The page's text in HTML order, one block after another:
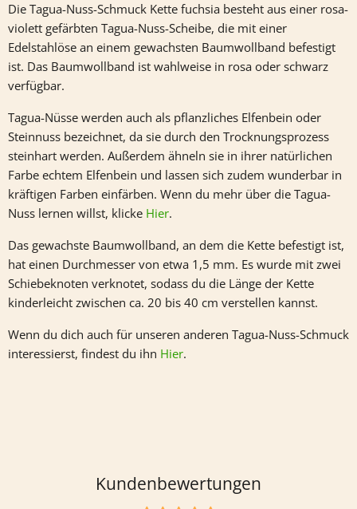
Die Tagua-Nuss-Schmuck Kette fuchsia besteht aus einer rosa-
violett gefärbten Tagua-Nuss-Scheibe, die mit einer
Edelstahlöse an einem gewachsten Baumwollband befestigt
ist. Das Baumwollband ist wahlweise in rosa oder schwarz
verfügbar.
Tagua-Nüsse werden auch als pflanzliches Elfenbein oder
Steinnuss bezeichnet, da sie durch den Trocknungsprozess
steinhart werden. Außerdem ähneln sie in ihrer natürlichen
Farbe echtem Elfenbein und lassen sich zudem wunderbar in
kräftigen Farben einfärben. Wenn du mehr über die Tagua-
Nuss lernen willst, klicke Hier.
Das gewachste Baumwollband, an dem die Kette befestigt ist,
hat einen Durchmesser von etwa 1,5 mm. Es wurde mit zwei
Schiebeknoten verknotet, sodass du die Länge der Kette
kinderleicht zwischen ca. 20 bis 40 cm verstellen kannst.
Wenn du dich auch für unseren anderen Tagua-Nuss-Schmuck
interessierst, findest du ihn Hier.
Kundenbewertungen